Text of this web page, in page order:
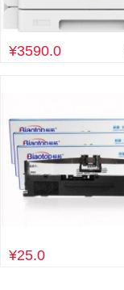
¥3590.0
¥25.0